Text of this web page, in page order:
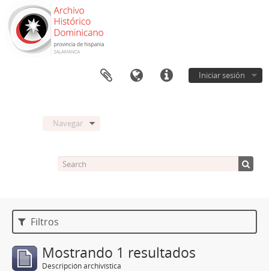
Iniciar sesión
Navegar
Filtros
Mostrando 1 resultados
Descripción archivística